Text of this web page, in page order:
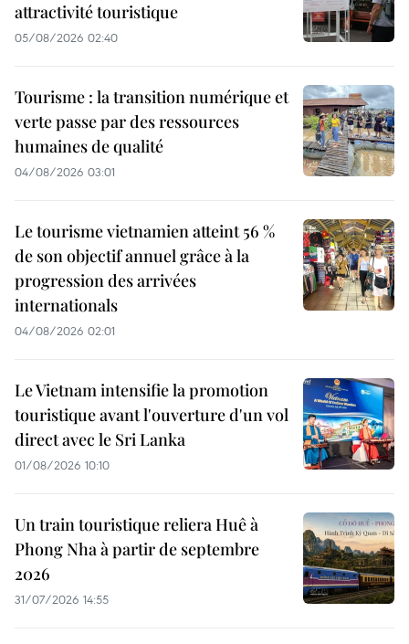
attractivité touristique
05/08/2026 02:40
Tourisme : la transition numérique et
verte passe par des ressources
humaines de qualité
04/08/2026 03:01
Le tourisme vietnamien atteint 56 %
de son objectif annuel grâce à la
progression des arrivées
internationals
04/08/2026 02:01
Le Vietnam intensifie la promotion
touristique avant l'ouverture d'un vol
direct avec le Sri Lanka
01/08/2026 10:10
Un train touristique reliera Huê à
Phong Nha à partir de septembre
2026
31/07/2026 14:55